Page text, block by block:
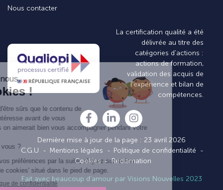
Nous contacter
La certification qualité a été
délivrée au titre des
catégories d’actions :
actions de formation,
validation des acquis de
l’expérience et bilan de
compétences.
Dernière mise à jour de la page : 23 avril 2026
C.G.U
Mentions légales
Politique de confidentialité
Cookies
Réclamation
Fait avec beaucoup d’amour par Visions Nouvelles 2023